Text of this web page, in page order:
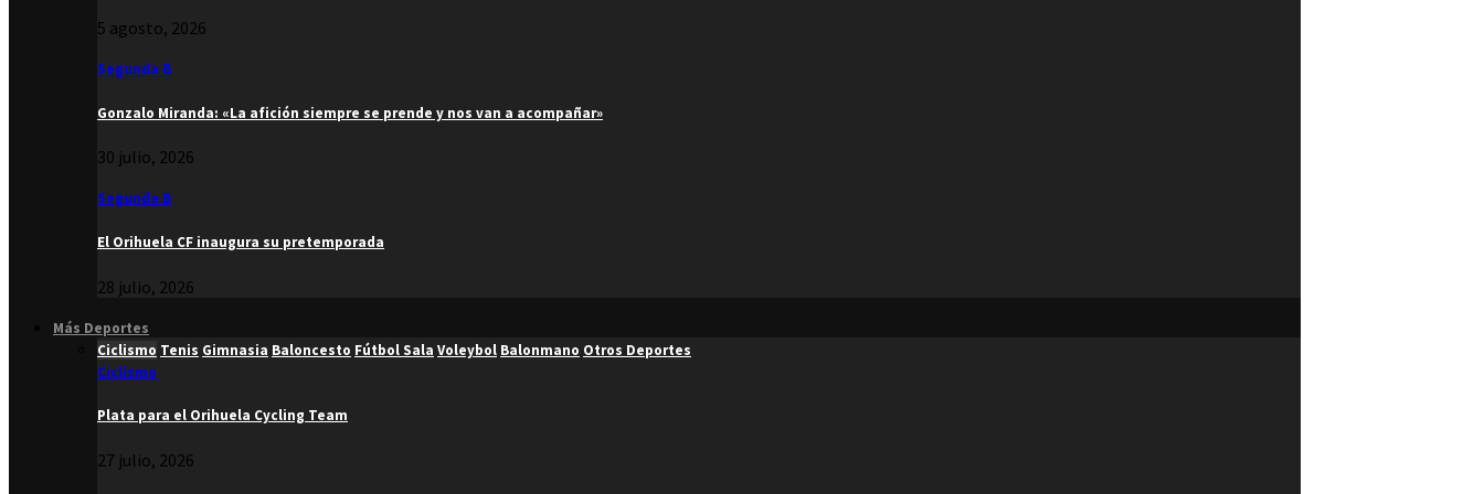
5 agosto, 2026
Segunda B
Gonzalo Miranda: «La afición siempre se prende y nos van a acompañar»
30 julio, 2026
Segunda B
El Orihuela CF inaugura su pretemporada
28 julio, 2026
Más Deportes
Ciclismo Tenis Gimnasia Baloncesto Fútbol Sala Voleybol Balonmano Otros Deportes
Ciclismo
Plata para el Orihuela Cycling Team
27 julio, 2026